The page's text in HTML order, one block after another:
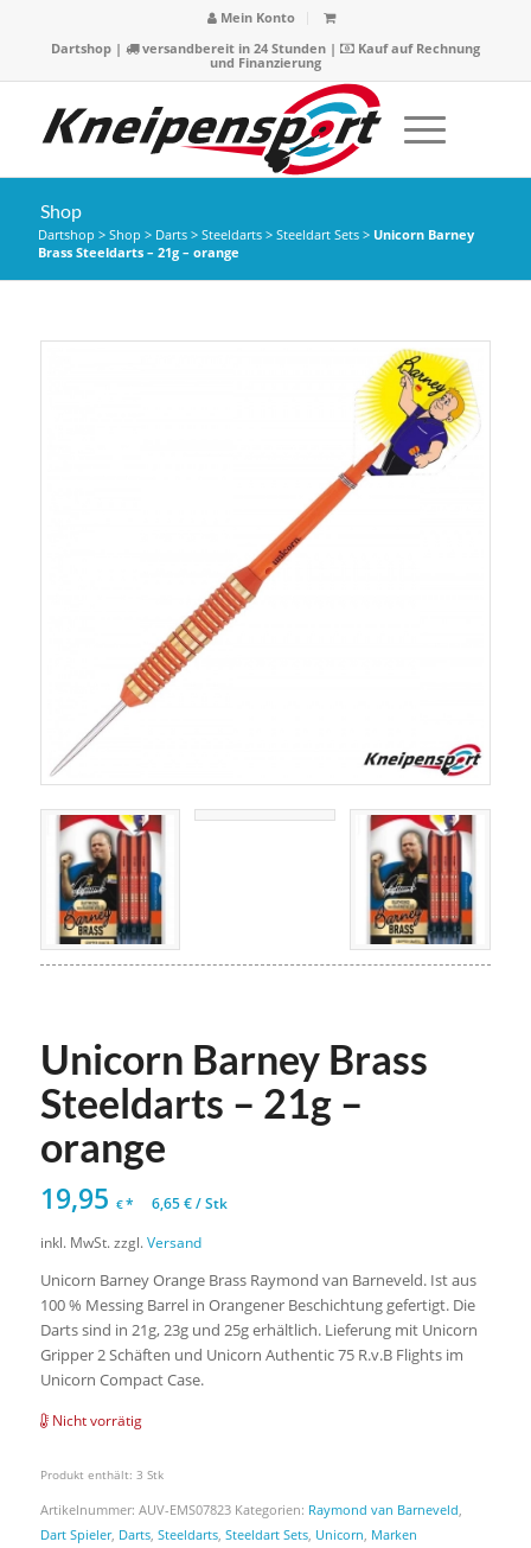
Mein Konto
Dartshop| versandbereit in 24 Stunden |
Kauf auf Rechnung
und Finanzierung
Shop
Dartshop > Shop > Darts> Steeldarts> Steeldart Sets> Unicorn Barney
Brass Steeldarts – 21g – orange
Unicorn Barney Brass
Steeldarts – 21g –
orange
19,95 €* 6,65€/Stk
inkl. MwSt. zzgl. Versand
Unicorn Barney Orange Brass Raymond van Barneveld. Ist aus
100 % Messing Barrel in Orangener Beschichtung gefertigt. Die
Darts sind in 21g, 23g und 25g erhältlich. Lieferung mit Unicorn
Gripper 2 Schäften und Unicorn Authentic 75 R.v.B Flights im
Unicorn Compact Case.
Nicht vorrätig
Produkt enthält: 3 Stk
Artikelnummer: AUV-EMS07823 Kategorien: Raymond van Barneveld
Dart Spieler, Darts, Steeldarts, Steeldart Sets, Unicorn Marken